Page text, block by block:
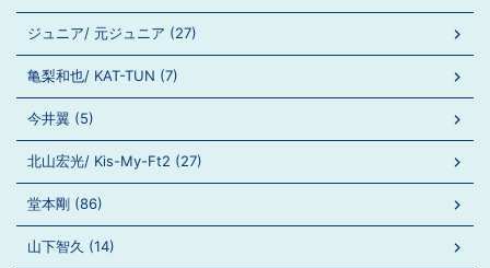
ジュニア/ 元ジュニア (27)
亀梨和也/ KAT-TUN (7)
今井翼 (5)
北山宏光/ Kis-My-Ft2 (27)
堂本剛 (86)
山下智久 (14)